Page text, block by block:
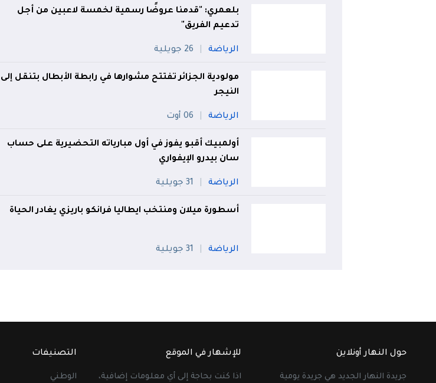
بلعمري: "قدمنا عروضًا رسمية لخمسة لاعبين من أجل
تدعيم الفريق"
الرياضة 26 جويلية
مولودية الجزائر تفتتح مشوارها في رابطة الأبطال بتنقل إلى
النيجر
الرياضة 06 أوت
أولمبيك أقبو يفوز في أول مبارياته التحضيرية على حساب
سان بيدرو الإيفواري
الرياضة 31 جويلية
أسطورة ميلان ومنتخب ايطاليا فرانكو باريزي يغادر الحياة
الرياضة 31 جويلية
حول النهار أونلاين
جريدة النهار الجديد هي جريدة يومية
للإشهار في الموقع
اذا كنت بحاجة إلى أي معلومات إضافية،
التصنيفات
الوطني